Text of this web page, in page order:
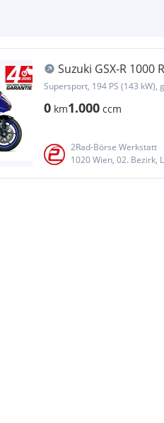
Suzuki GSX-R 1000
Vorbestellen*
Supersport, 194 PS (143 kW),
0 km1.000 ccm
2Rad-Börse Werkstatt
1020 Wien, 02. Bezirk,